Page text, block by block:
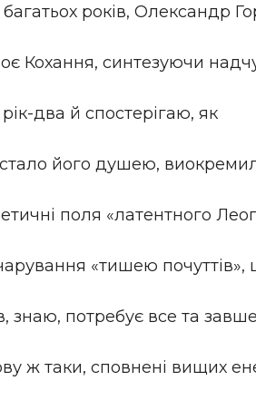
років, Олександр
Кохання, синтезуючи
два й спостерігаю, як
його душею,
поля «латентного
«тишею почуттів»,
знаю, потребує все та
ж таки, сповнені вищих